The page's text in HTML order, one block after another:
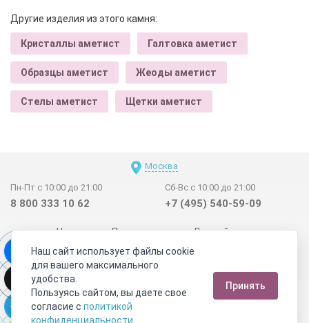
Другие изделия из этого камня:
Кристаллы аметист Галтовка аметист
Образцы аметист Жеоды аметист
Стелы аметист Щетки аметист
Москва
Пн-Пт с 10:00 до 21:00
8 800 333 10 62
Сб-Вс с 10:00 до 21:00
+7 (495) 540-59-09
Новинки Поставщикам
Личный счет
Договор-оферта
О нас
Наши магазины
Отзывы покупателей
Сертификаты
Статьи
Обратная связь
Видео о камнях СОУТ
Телеграм
Max
Наш сайт использует файлы cookie
для вашего максимального
удобства.
Пользуясь сайтом, вы даете свое
согласие с политикой
конфиденциальности
Принять